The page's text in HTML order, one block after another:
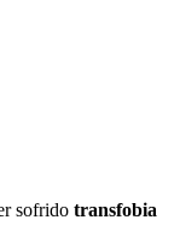
sofrido transfobia